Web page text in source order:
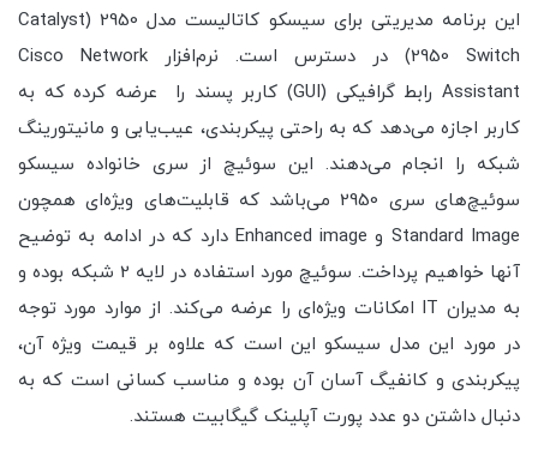
این برنامه مدیریتی برای سیسکو کاتالیست مدل 2950 (Catalyst
2950 Switch) در دسترس است. نرم‌افزار Cisco Network
Assistant رابط گرافیکی (GUI) کاربر پسند را عرضه کرده که به
کاربر اجازه می‌دهد که به راحتی پیکربندی، عیب‌یابی و مانیتورینگ
شبکه را انجام می‌دهند. این سوئیچ از سری خانواده سیسکو
سوئیچ‌های سری 2950 می‌باشد که قابلیت‌های ویژه‌ای همچون
Standard Image و Enhanced image دارد که در ادامه به توضیح
آنها خواهیم پرداخت. سوئیچ مورد استفاده در لایه 2 شبکه بوده و
به مدیران IT امکانات ویژه‌ای را عرضه می‌کند. از موارد مورد توجه
در مورد این مدل سیسکو این است که علاوه بر قیمت ویژه آن،
پیکربندی و کانفیگ آسان آن بوده و مناسب کسانی است که به
دنبال داشتن دو عدد پورت آپلینک گیگابیت هستند.